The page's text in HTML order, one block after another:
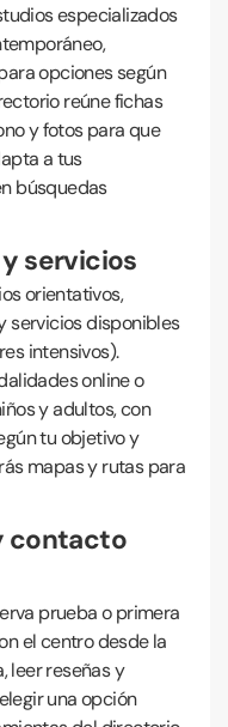
especializados
opciones según
reúne fichas
y fotos para que
a tus
búsquedas
servicios
orientativos,
servicios disponibles
intensivos).
online o
y adultos, con
tu objetivo y
mapas y rutas para
contacto
prueba o primera
el centro desde la
leer reseñas y
una opción